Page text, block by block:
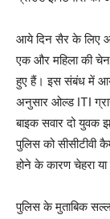
आये दिन सैर के लिए आ
एक और महिला की
हुए हैं। इस संबंध में
अनुसार ओल्ड ITI
बाइक सवार दो युवक
पुलिस को सीसीटीवी
होने के कारण चेहरा
पुलिस के मुताबिक